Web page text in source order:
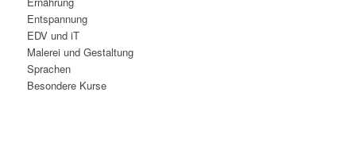
Entspannung
EDV und iT
Malerei und Gestaltung
Sprachen
Besondere Kurse